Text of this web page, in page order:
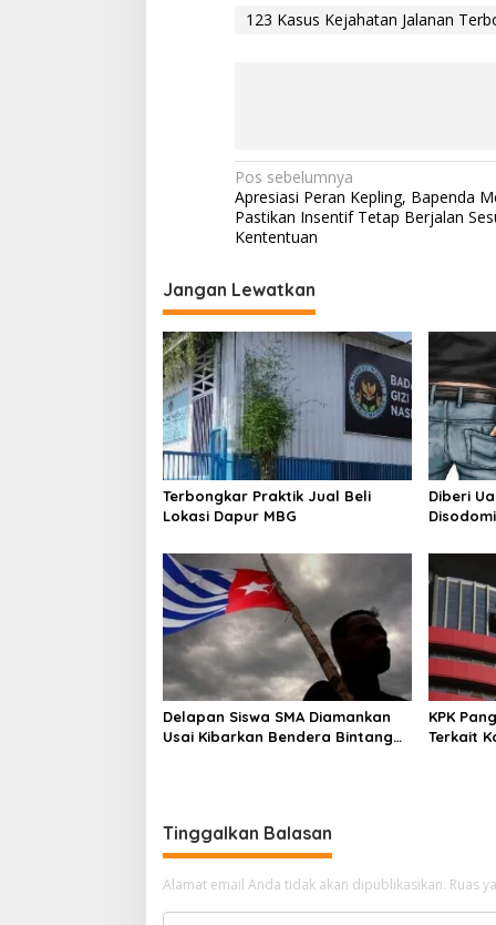
123 Kasus Kejahatan Jalanan
N
a
v
i
g
a
s
i
p
o
s
Pos sebelumnya
Apresiasi Peran Kepling, Bapenda
Pastikan Insentif Tetap Berjalan
Kententuan
Jangan Lewatkan
Terbongkar Praktik Jual Beli
Lokasi Dapur MBG
Diberi
Delapan Siswa SMA Diamankan
Usai Kibarkan Bendera Bintang
KPK
Terkait
Tinggalkan Balasan
Alamat email Anda tidak akan dipublikasikan. Ruas